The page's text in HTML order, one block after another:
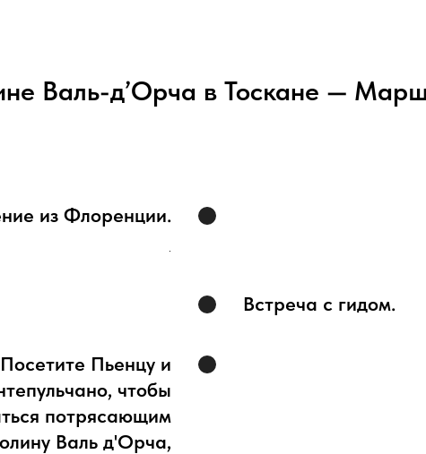
Валь-д’Орча в Тоскане —
из Флоренции.
.
Встреча с гидом.
Посетите Пьенцу и
чтобы
потрясающим
Валь д'Орча,